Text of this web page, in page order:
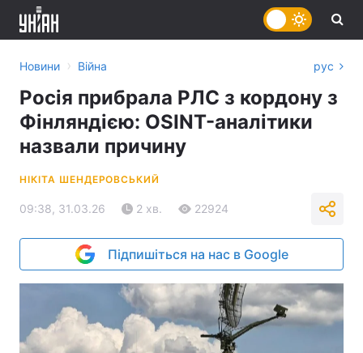
Новини › Війна рус
Росія прибрала РЛС з кордону з
Фінляндією: OSINT-аналітики
назвали причину
НІКІТА ШЕНДЕРОВСЬКИЙ
09:38, 31.03.26 2 хв. 22924
Підпишіться на нас в Google